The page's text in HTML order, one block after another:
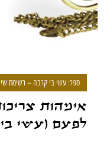
ספר: עשי בי קרבה – רשימת
אימהות